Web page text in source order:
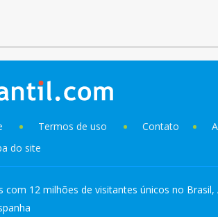
Termos de uso Contato
do site
12 milhões de visitantes únicos no Brasil,